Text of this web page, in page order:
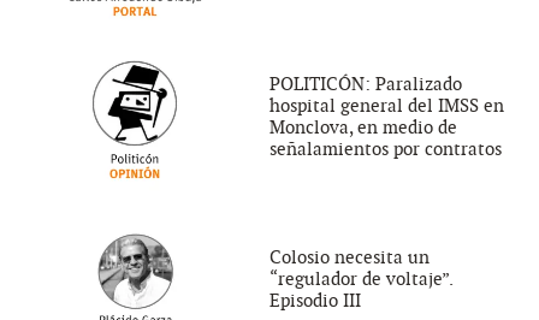
POLITICÓN: Paralizado
hospital general del IMSS en
Monclova, en medio de
señalamientos por contratos
Colosio necesita un
“regulador de voltaje”.
Episodio III